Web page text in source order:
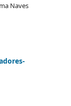
Naves